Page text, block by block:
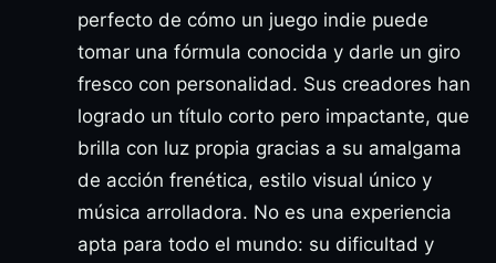
perfecto de cómo un juego indie puede
tomar una fórmula conocida y darle un giro
fresco con personalidad. Sus creadores han
logrado un título corto pero impactante, que
brilla con luz propia gracias a su amalgama
de acción frenética, estilo visual único y
música arrolladora. No es una experiencia
apta para todo el mundo: su dificultad y